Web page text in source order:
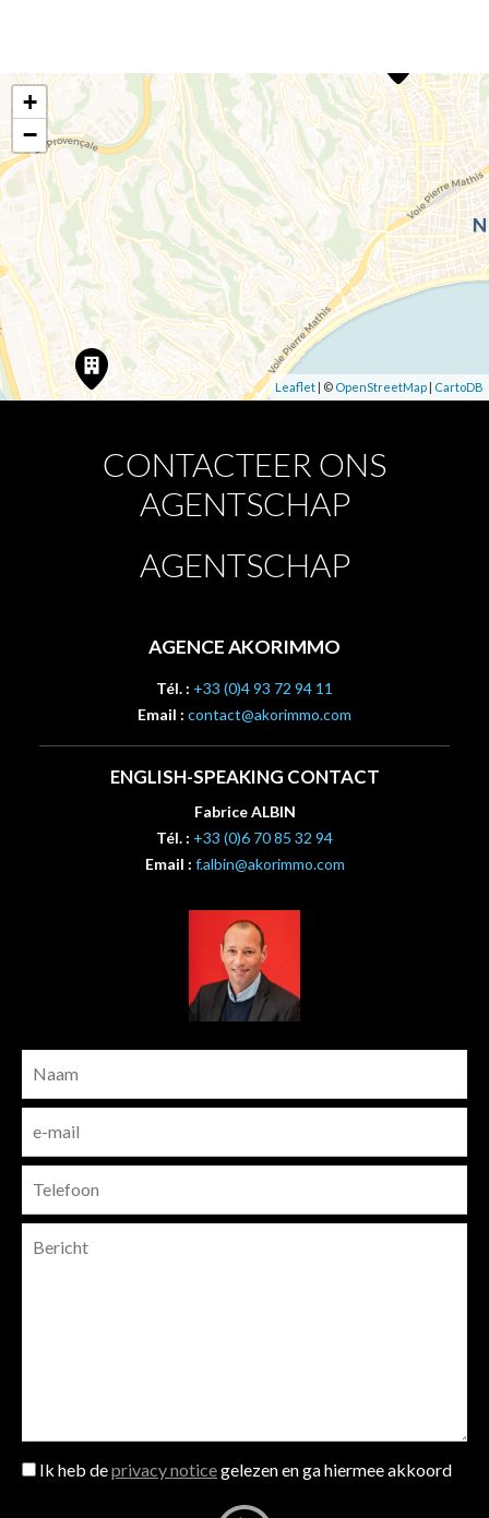
+
−
Leaflet | © OpenStreetMap | CartoDB
CONTACTEER ONS
AGENTSCHAP
AGENTSCHAP
AGENCE AKORIMMO
Tél. : +33 (0)4 93 72 94 11
Email : contact@akorimmo.com
ENGLISH-SPEAKING CONTACT
Fabrice ALBIN
Tél. : +33 (0)6 70 85 32 94
Email : f.albin@akorimmo.com
Ik heb deprivacy noticegelezen en ga hiermee akkoord